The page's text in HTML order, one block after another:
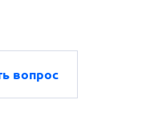
вопрос